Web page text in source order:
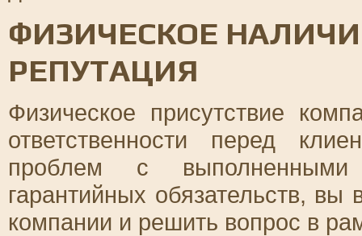
ФИЗИЧЕСКОЕ
РЕПУТАЦИЯ
Физическое присутствие
ответственности перед
проблем с
гарантийных обязательств,
компании и решить вопрос в